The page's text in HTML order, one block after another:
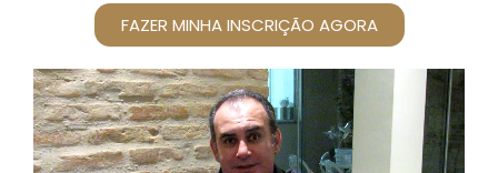
FAZER MINHA INSCRIÇÃO AGORA